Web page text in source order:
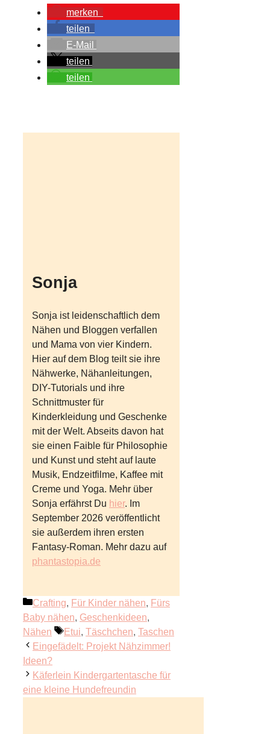
merken
teilen
E-Mail
teilen
teilen
Sonja
Sonja ist leidenschaftlich dem
Nähen und Bloggen verfallen
und Mama von vier Kindern.
Hier auf dem Blog teilt sie ihre
Nähwerke, Nähanleitungen,
DIY-Tutorials und ihre
Schnittmuster für
Kinderkleidung und Geschenke
mit der Welt. Abseits davon hat
sie einen Faible für Philosophie
und Kunst und steht auf laute
Musik, Endzeitfilme, Kaffee mit
Creme und Yoga. Mehr über
Sonja erfährst Du hier. Im
September 2026 veröffentlicht
sie außerdem ihren ersten
Fantasy-Roman. Mehr dazu auf
phantastopia.de
Kategorien
Crafting, Für Kinder nähen, Fürs
Baby nähen, Geschenkideen,
Nähen
Schlagwörter
Etui, Täschchen, Taschen
Eingefädelt: Projekt Nähzimmer!
Ideen?
Käferlein Kindergartentasche für
eine kleine Hundefreundin